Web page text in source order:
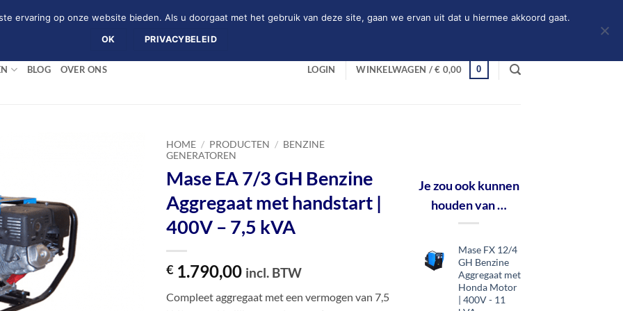
(+31)0226-753742
BLOG OVER ONS LOGIN WINKELWAGEN /€ 0,00 0
HOME / PRODUCTEN / BENZINE
GENERATOREN
Mase EA 7/3 GH Benzine
Aggregaat met handstart |
400V – 7,5 kVA
€ 1.790,00 incl. BTW
Compleet aggregaat met een vermogen van 7,5
Je zou ook kunnen
houden van …
Mase FX 12/4
GH Benzine
Aggregaat met
Honda Motor
| 400V - 11
ervaring op onze website bieden. Als u doorgaat met het gebruik van deze site, gaan we ervan uit dat u hiermee akkoord gaat.
OK PRIVACYBELEID